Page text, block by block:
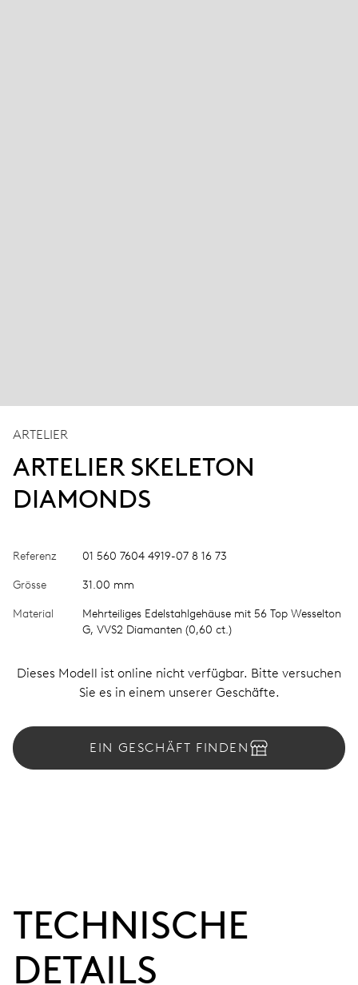
ARTELIER
ARTELIER SKELETON
DIAMONDS
Referenz 01 560 7604 4919-07 8 16 73
Grösse 31.00 mm
Material
Mehrteiliges Edelstahlgehäuse mit 56 Top Wesselton
G, VVS2 Diamanten (0,60 ct.)
Dieses Modell ist online nicht verfügbar. Bitte versuchen
Sie es in einem unserer Geschäfte.
EIN GESCHÄFT FINDEN
TECHNISCHE
DETAILS